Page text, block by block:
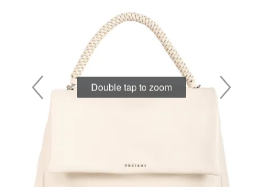
Double tap to zoom